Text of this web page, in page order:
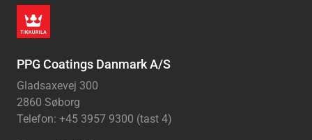
PPG Coatings Danmark A/S
Gladsaxevej 300
2860 Søborg
Telefon: +45 3957 9300 (tast 4)